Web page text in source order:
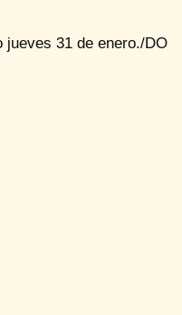
31 de enero./DO